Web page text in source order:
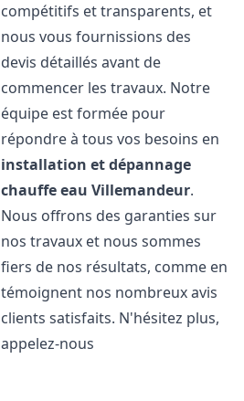
compétitifs et transparents, et
nous vous fournissions des
devis détaillés avant de
commencer les travaux. Notre
équipe est formée pour
répondre à tous vos besoins en
installation et dépannage
chauffe eau Villemandeur.
Nous offrons des garanties sur
nos travaux et nous sommes
fiers de nos résultats, comme en
témoignent nos nombreux avis
clients satisfaits. N'hésitez plus,
appelez-nous